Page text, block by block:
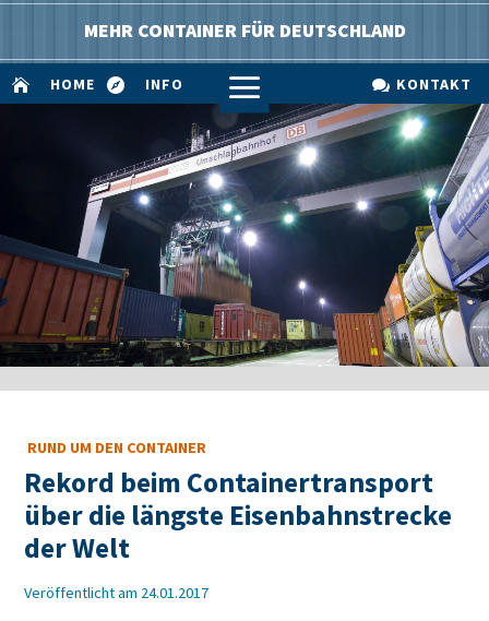
MEHR CONTAINER FÜR DEUTSCHLAND
 HOME  INFO a  KONTAKT
RUND UM DEN CONTAINER
Rekord beim Containertransport
über die längste Eisenbahnstrecke
der Welt
Veröffentlicht am 24.01.2017